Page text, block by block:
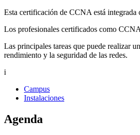
Esta certificación de CCNA está integrada
Los profesionales certificados como
Las principales tareas que puede realizar
rendimiento y la seguridad de las redes.
i
Campus
Instalaciones
Agenda